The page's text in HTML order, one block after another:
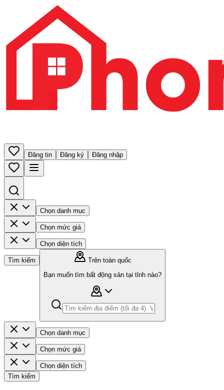
Đăng tin Đăng ký Đăng nhập
Chọn danh mục
Chọn mức giá
Chọn diện tích
Tìm kiếm
Trên toàn quốc
Bạn muốn tìm bất động sản tại tỉnh nào?
Chọn danh mục
Chọn mức giá
Chọn diện tích
Tìm kiếm